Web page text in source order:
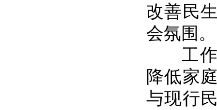
改善民
会氛围。
工作
降低家
与现行